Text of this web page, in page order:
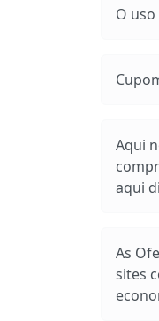
O
Aqui
aqui
As
sites